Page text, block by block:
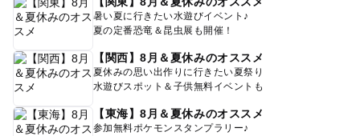
暑い夏に行きたい水遊びイベント♪
夏の定番恐竜＆昆虫展も開催！
【関西】8月＆夏休みのオススメ
夏休みの思い出作りに行きたい夏祭り
水遊びスポット＆子供無料イベントも
【東海】8月＆夏休みのオススメ
参加無料ポケモンスタンプラリー♪